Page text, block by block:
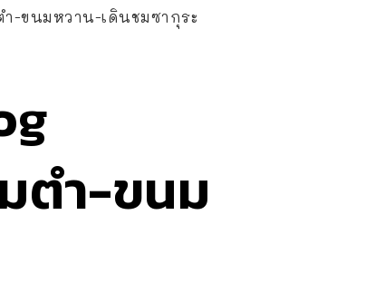
-ขนมหวาน-เดินชมซากุระ
ตำ-ขนม